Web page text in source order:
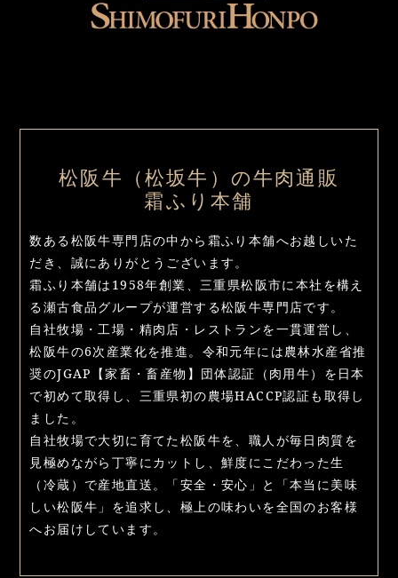
松阪牛（松坂牛）の牛肉通販
霜ふり本舗
数ある松阪牛専門店の中から霜ふり本舗へお越しいた
だき、誠にありがとうございます。
霜ふり本舗は1958年創業、三重県松阪市に本社を構え
る瀬古食品グループが運営する松阪牛専門店です。
自社牧場・工場・精肉店・レストランを一貫運営し、
松阪牛の6次産業化を推進。令和元年には農林水産省推
奨のJGAP【家畜・畜産物】団体認証（肉用牛）を日本
で初めて取得し、三重県初の農場HACCP認証も取得し
ました。
自社牧場で大切に育てた松阪牛を、職人が毎日肉質を
見極めながら丁寧にカットし、鮮度にこだわった生
（冷蔵）で産地直送。「安全・安心」と「本当に美味
しい松阪牛」を追求し、極上の味わいを全国のお客様
へお届けしています。